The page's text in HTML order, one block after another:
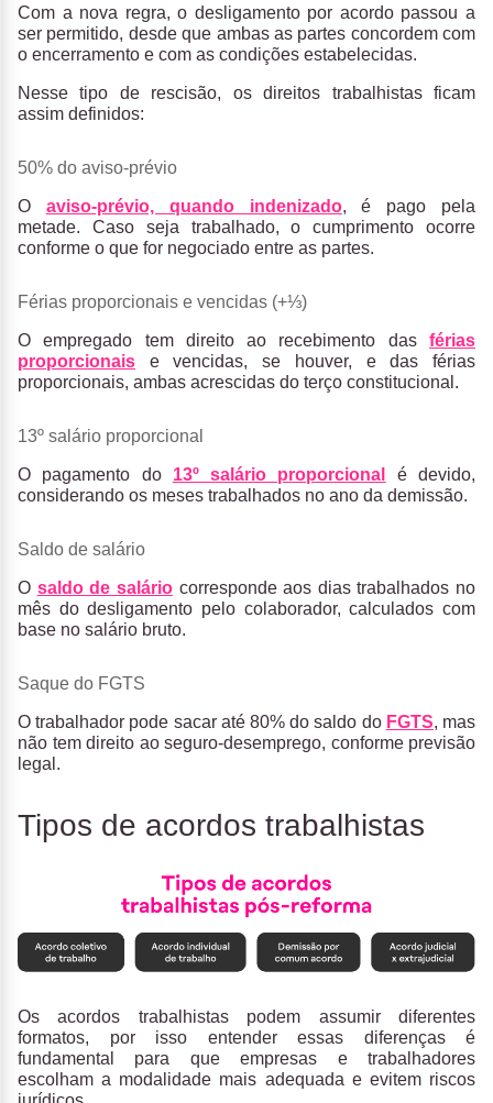
Com a nova regra, o desligamento por acordo passou a
ser permitido, desde que ambas as partes concordem com
o encerramento e com as condições estabelecidas.
Nesse tipo de rescisão, os direitos trabalhistas ficam
assim definidos:
50% do aviso-prévio
O aviso-prévio, quando indenizado, é pago pela
metade. Caso seja trabalhado, o cumprimento ocorre
conforme o que for negociado entre as partes.
Férias proporcionais e vencidas (+⅓)
O empregado tem direito ao recebimento das férias
proporcionais e vencidas, se houver, e das férias
proporcionais, ambas acrescidas do terço constitucional .
13º salário proporcional
O pagamento do 13º salário proporcional
é devido,
considerando os meses trabalhados no ano da demissão.
Saldo de salário
O saldo de saláriocorresponde aos dias trabalhados no
mês do desligamento pelo colaborador, calculados com
base no salário bruto.
Saque do FGTS
Otrabalhador pode sacar até 80% do saldo do FGTS, mas
não tem direito ao seguro-desemprego, conforme previsão
legal.
Tipos de acordos trabalhistas
Os acordos trabalhistas podem assumir diferentes
formatos, por isso entender essas diferenças é
fundamental para que empresas e trabalhadores
escolham a modalidade mais adequada e evitem riscos